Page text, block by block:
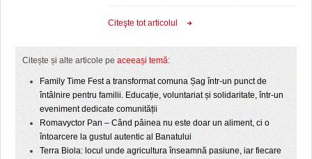
Citeşte tot articolul
Citește și alte articole pe aceeași temă:
Family Time Fest a transformat comuna Șag într-un punct de
întâlnire pentru familii. Educație, voluntariat și solidaritate, într-un
eveniment dedicate comunității
Romavyctor Pan – Când pâinea nu este doar un aliment, ci o
întoarcere la gustul autentic al Banatului
Terra Biola: locul unde agricultura înseamnă pasiune, iar fiecare